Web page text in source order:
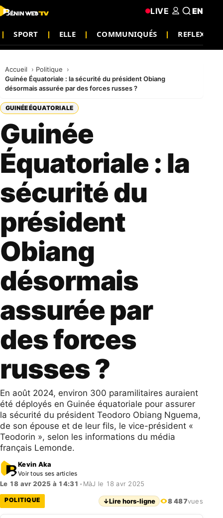
SPORT ELLE COMMUNIQUÉS REFLEXION
LIVE EN
Accueil
Politique
Guinée Équatoriale : la sécurité du président Obiang
désormais assurée par des forces russes ?
GUINÉE ÉQUATORIALE
Guinée
Équatoriale : la
sécurité du
président
Obiang
désormais
assurée par
des forces
russes ?
En août 2024, environ 300 paramilitaires auraient
été déployés en Guinée équatoriale pour assurer
la sécurité du président Teodoro Obiang Nguema,
de son épouse et de leur fils, le vice-président «
Teodorin », selon les informations du média
français Lemonde.
Kevin Aka
Voir tous ses articles
Le 18 avr 2025 à 14:31 • MàJ le 18 avr 2025
POLITIQUE ↓Lire hors-ligne 8 487vues